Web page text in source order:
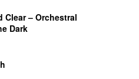
Clear – Orchestral
Dark